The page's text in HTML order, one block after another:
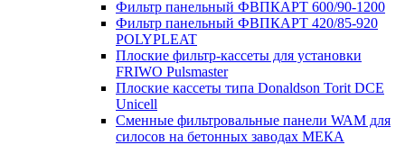
Фильтр панельный ФВПКАРТ 600/90-1200
Фильтр панельный ФВПКАРТ 420/85-920
POLYPLEAT
Плоские фильтр-кассеты для установки
FRIWO Pulsmaster
Плоские кассеты типа Donaldson Torit DCE
Unicell
Сменные фильтровальные панели WAM для
силосов на бетонных заводах МЕКА